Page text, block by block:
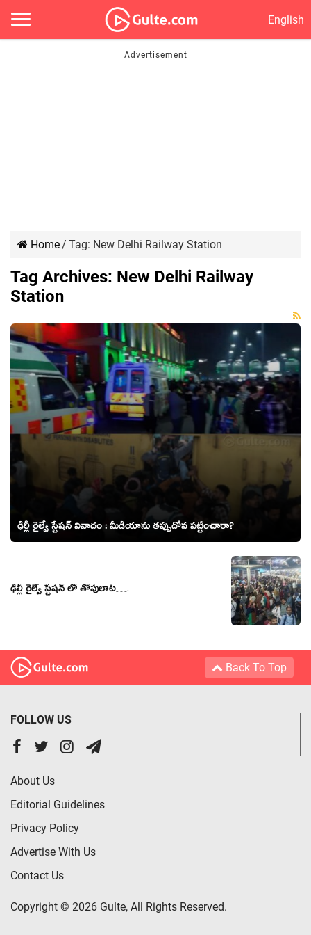
English
Home/ Tag: New Delhi Railway Station
Tag Archives: New Delhi Railway
Station
ఢిల్లీ రైల్వే స్టేషన్ వివాదం : మీడియాను తప్పుదోవ పట్టించారా?
ఢిల్లీ రైల్వే స్టేషన్ లో తోపులాట….
Back To Top
FOLLOW US
About Us
Editorial Guidelines
Privacy Policy
Advertise With Us
Contact Us
Copyright © 2026 Gulte, All Rights Reserved.